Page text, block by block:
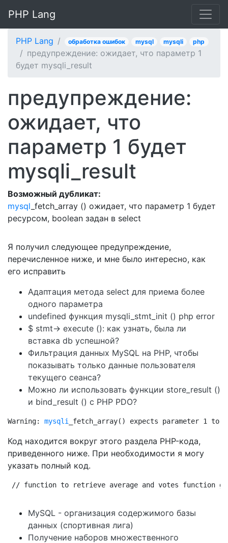
PHP Lang
PHP Lang обработка ошибок mysql mysqli php
предупреждение: ожидает, что параметр 1
будет mysqli_result
предупреждение:
ожидает, что
параметр 1 будет
mysqli_result
Возможный дубликат:
mysql _fetch_array () ожидает, что параметр 1 будет
ресурсом, boolean задан в select
Я получил следующее предупреждение,
перечисленное ниже, и мне было интересно, как
его исправить
Адаптация метода select для приема более
одного параметра
undefined функция mysqli_stmt_init () php error
$ stmt-> execute (): как узнать, была ли
вставка db успешной?
Фильтрация данных MySQL на PHP, чтобы
показывать только данные пользователя
текущего сеанса?
Можно ли использовать функции store_result ()
и bind_result () с PHP PDO?
Warning: mysqli _fetch_array() expects parameter 1
Код находится вокруг этого раздела PHP-кода,
приведенного ниже. При необходимости я могу
указать полный код.
// function to retrieve average and votes function
MySQL - организация содержимого базы
данных (спортивная лига)
Получение наборов множественного